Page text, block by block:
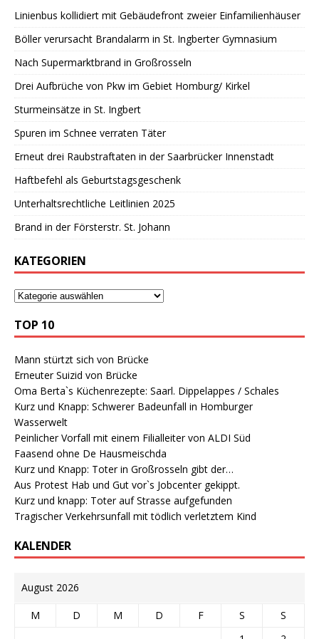
Linienbus kollidiert mit Gebäudefront zweier Einfamilienhäuser
Böller verursacht Brandalarm in St. Ingberter Gymnasium
Nach Supermarktbrand in Großrosseln
Drei Aufbrüche von Pkw im Gebiet Homburg/ Kirkel
Sturmeinsätze in St. Ingbert
Spuren im Schnee verraten Täter
Erneut drei Raubstraftaten in der Saarbrücker Innenstadt
Haftbefehl als Geburtstagsgeschenk
Unterhaltsrechtliche Leitlinien 2025
Brand in der Försterstr. St. Johann
KATEGORIEN
TOP 10
Mann stürtzt sich von Brücke
Erneuter Suizid von Brücke
Oma Berta`s Küchenrezepte: Saarl. Dippelappes / Schales
Kurz und Knapp: Schwerer Badeunfall in Homburger
Wasserwelt
Peinlicher Vorfall mit einem Filialleiter von ALDI Süd
Faasend ohne De Hausmeischda
Kurz und Knapp: Toter in Großrosseln gibt der…
Aus Protest Hab und Gut vor`s Jobcenter gekippt.
Kurz und knapp: Toter auf Strasse aufgefunden
Tragischer Verkehrsunfall mit tödlich verletztem Kind
KALENDER
August 2026
M D M D F S
S